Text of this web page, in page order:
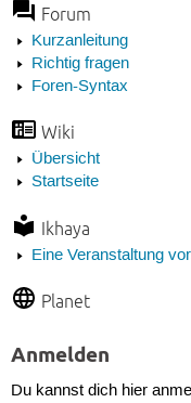
Forum
Kurzanleitung
Richtig fragen
Foren-Syntax
Wiki
Übersicht
Startseite
Ikhaya
Eine Veranstaltung
Planet
Anmelden
Du kannst dich hier